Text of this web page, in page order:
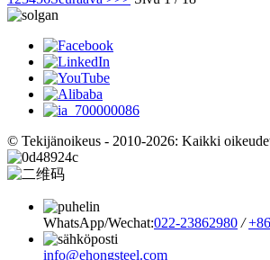
© Tekijänoikeus - 2010-2026: Kaikki
WhatsApp/Wechat:022-23862980 /
info@ehongsteel.com